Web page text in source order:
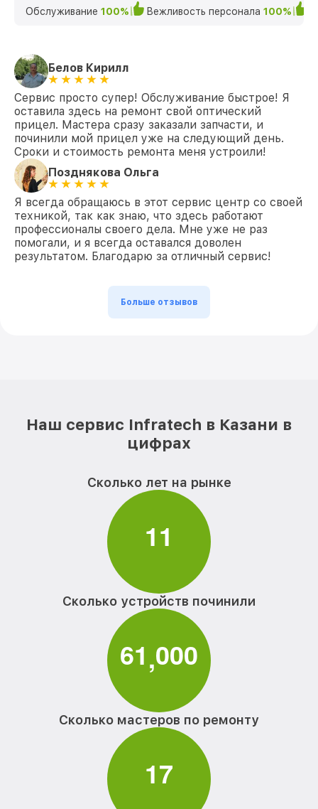
Обслуживание 100% Вежливость персонала 100%
Белов Кирилл
Сервис просто супер! Обслуживание быстрое! Я
оставила здесь на ремонт свой оптический
прицел. Мастера сразу заказали запчасти, и
починили мой прицел уже на следующий день.
Сроки и стоимость ремонта меня устроили!
Позднякова Ольга
Я всегда обращаюсь в этот сервис центр со своей
техникой, так как знаю, что здесь работают
профессионалы своего дела. Мне уже не раз
помогали, и я всегда оставался доволен
результатом. Благодарю за отличный сервис!
Больше отзывов
Наш сервис Infratech в Казани в
цифрах
Сколько лет на рынке
11
Сколько устройств починили
61,000
Сколько мастеров по ремонту
17